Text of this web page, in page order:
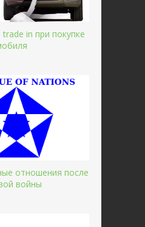
in при покупке
отношения после
войны